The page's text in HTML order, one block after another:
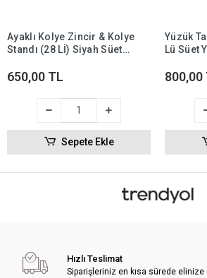
Ayaklı Kolye Zincir & Kolye
Standı (28 Lİ) Siyah Süet
650,00 TL
Sepete Ekle
Yüzük
Lü Süet
800,00
Hızlı Teslimat
Siparişleriniz en kısa sürede elinize